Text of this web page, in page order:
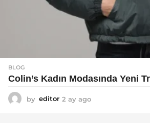
BLOG
Colin’s Kadın Modasında Yeni
by editor 2 ay ago